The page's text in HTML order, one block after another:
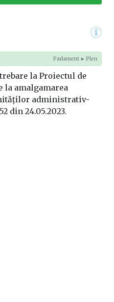
Parlament ► Plen
la Proiectul de
la amalgamarea
administrativ-
din 24.05.2023.